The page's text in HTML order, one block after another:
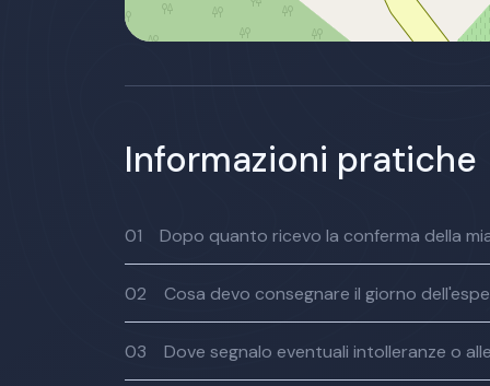
Informazioni pratiche
01 Dopo quanto ricevo la conferma della
02 Cosa devo consegnare il giorno
03 Dove segnalo eventuali intolleranze o